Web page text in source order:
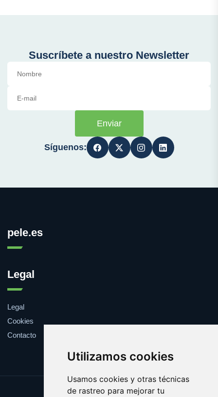
Utilizamos cookies
Usamos cookies y otras técnicas
de rastreo para mejorar tu
Suscríbete a nuestro Newsletter
Enviar
Síguenos:
pele.es
Legal
Legal
Cookies
Contacto
Update cookies preferences